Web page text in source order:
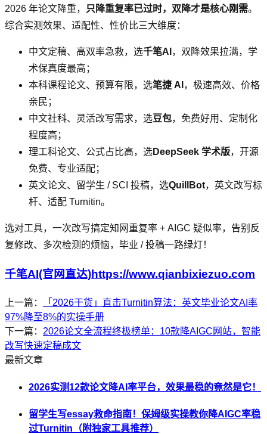
2026 年论文降重， 只降重复率已过时，双降才是核心刚需。
综合实测效果、适配性、性价比三大维度：
中文定稿、高双率急救，选千笔AI ，双降效果拉满，学
术保真度最高；
本科课程论文、预算有限，选笔捷 AI ，极速高效、价格
亲民；
中文社科、灵活改写需求，选豆包，免费好用、定制化
程度高；
理工科论文、公式占比高，选DeepSeek 学术版，开源
免费、专业适配；
英文论文、留学生 / SCI 投稿，选QuillBot，英文改写标
杆、适配 Turnitin。
选对工具，一次改写搞定知网重复率 + AIGC 疑似率，告别反
复修改、多次检测的烦恼，毕业 / 投稿一路绿灯！
千笔AI(官网直达)https://www.qianbixiezuo.com
上一篇：
「2026干货」直击Turnitin算法：英文毕业论文AI率
97%降至8%的实操手册
下一篇： 2026论文全流程终极榜单：10款降AIGC网站，智能
改写快速定稿成文
最新文章
2026实测12款论文降AI率平台，效果最稳的竟然是它！
留学生写essay救命指南！保姆级实操教你降AIGC率稳
过Turnitin（附独家工具推荐）